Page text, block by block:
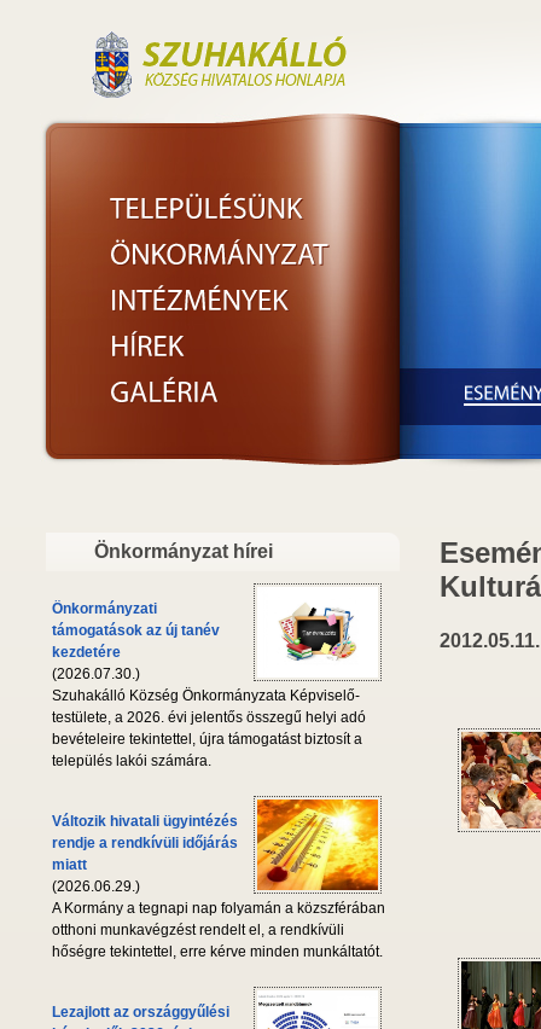
Önkormányzat hírei
Önkormányzati
támogatások az új tanév
kezdetére
(2026.07.30.)
Szuhakálló Község Önkormányzata Képviselő-
testülete, a 2026. évi jelentős összegű helyi adó
bevételeire tekintettel, újra támogatást biztosít a
település lakói számára.
Változik hivatali ügyintézés
rendje a rendkívüli időjárás
miatt
(2026.06.29.)
A Kormány a tegnapi nap folyamán a közszférában
otthoni munkavégzést rendelt el, a rendkívüli
hőségre tekintettel, erre kérve minden munkáltatót.
Lezajlott az országgyűlési
2012.05.11.